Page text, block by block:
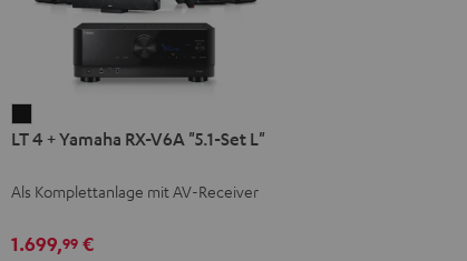
4
Yamaha
V6A
LT 4 + Yamaha RX-V6A "5.1-Set L"
Als Komplettanlage mit AV-Receiver
1.699,99 €